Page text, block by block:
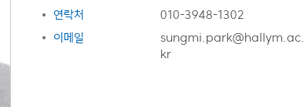
연락처
010-3948-1302
이메일
sungmi.park@hallym.ac.
kr